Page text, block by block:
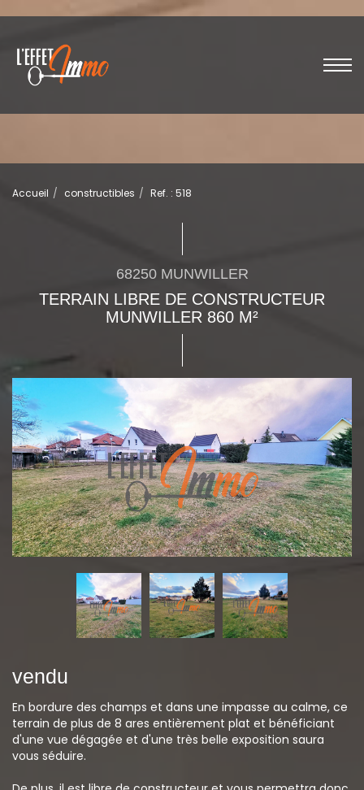
Accueil constructibles Ref. : 518
68250 MUNWILLER
TERRAIN LIBRE DE CONSTRUCTEUR
MUNWILLER 860 M²
vendu
En bordure des champs et dans une impasse au calme, ce
terrain de plus de 8 ares entièrement plat et bénéficiant
d'une vue dégagée et d'une très belle exposition saura
vous séduire.